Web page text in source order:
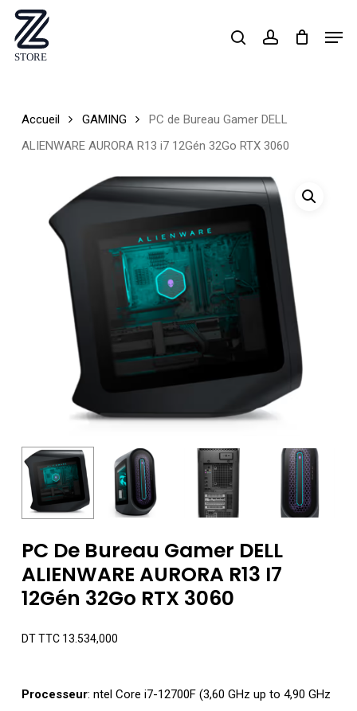
Skip
main
searchaccount
Accueil GAMING
PC de Bureau Gamer DELL
ALIENWARE AURORA R13 i7 12Gén 32Go RTX 3060
PC De Bureau Gamer DELL
ALIENWARE AURORA R13 I7
12Gén 32Go RTX 3060
DT TTC13.534,000
Processeur: ntel Core i7-12700F (3,60 GHz up to 4,90 GHz